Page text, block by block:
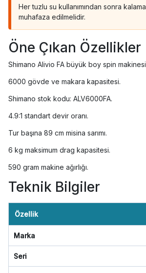
Her tuzlu su kullanımından sonra
muhafaza edilmelidir.
Öne Çıkan Özellikler
Shimano Alivio FA büyük boy spin
6000 gövde ve makara kapasitesi.
Shimano stok kodu: ALV6000FA.
4.9:1 standart devir oranı.
Tur başına 89 cm misina sarımı.
6 kg maksimum drag kapasitesi.
590 gram makine ağırlığı.
Teknik Bilgiler
Özellik
Marka
Seri